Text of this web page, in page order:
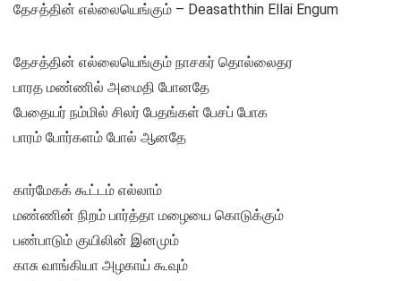
தேசத்தின் எல்லையெங்கும் – Deasaththin Ellai Engum
தேசத்தின் எல்லையெங்கும் நாசகர் தொல்லைதர
பாரத மண்ணில் அமைதி போனதே
பேதையர் நம்மில் சிலர் பேதங்கள் பேசப் போக
பாரம் போர்களம் போல் ஆனதே
கார்மேகக் கூட்டம் எல்லாம்
மண்ணின் நிறம் பார்த்தா மழையை கொடுக்கும்
பண்பாடும் குயிலின் இனமும்
காசு வாங்கியா அழகாய் கூவும்